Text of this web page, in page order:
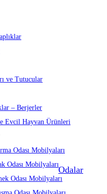
ve Tutucular
– Berjerler
Evcil Hayvan Ürünleri
Odası Mobilyaları
Odası Mobilyaları
Odası Mobilyaları
Odalar